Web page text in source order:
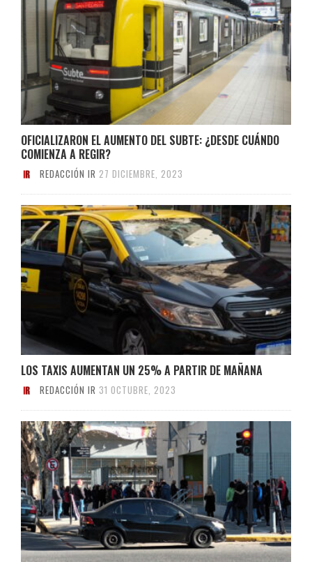
OFICIALIZARON EL AUMENTO DEL SUBTE: ¿DESDE CUÁNDO
COMIENZA A REGIR?
REDACCIÓN IR 27 DICIEMBRE, 2023
LOS TAXIS AUMENTAN UN 25% A PARTIR DE MAÑANA
REDACCIÓN IR 31 OCTUBRE, 2023